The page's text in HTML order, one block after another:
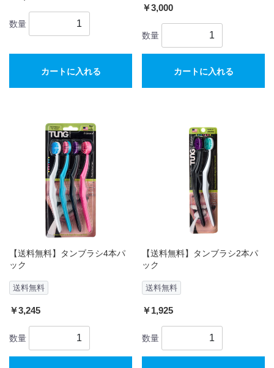
数量
カートに入れる
￥3,000
数量
カートに入れる
【送料無料】タンブラシ4本パ
ック
送料無料
￥3,245
数量
【送料無料】タンブラシ2本パ
ック
送料無料
￥1,925
数量